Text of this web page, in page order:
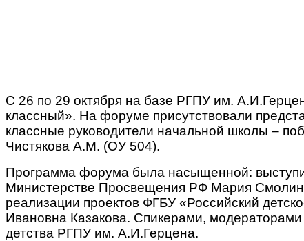
С 26 по 29 октября на базе РГПУ им.
классный». На форуме присутствовали
классные руководители начальной школы –
Чистякова А.М. (ОУ 504).
Программа форума была насыщенной:
Министерстве Просвещения РФ Мария
реализации проектов ФГБУ «Российский
Ивановна Казакова. Спикерами, модераторами
детства РГПУ им. А.И.Герцена.